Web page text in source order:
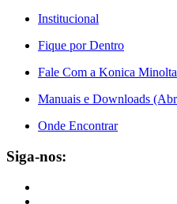
Institucional
Fique por Dentro
Fale Com a Konica Minolta
Manuais e Downloads
Onde Encontrar
Siga-nos: